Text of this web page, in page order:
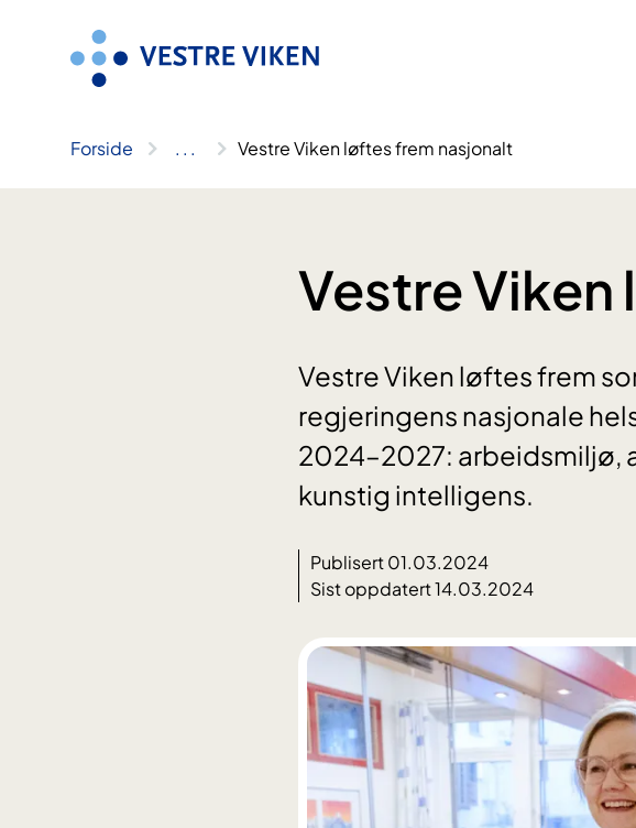
Forside .. . Vestre Viken løftes frem nasjonalt
Vestre
Vestre Viken løftes frem
regjeringens nasjonale
2024–2027: arbeidsmiljø,
kunstig intelligens.
Publisert 01.03.2024
Sist oppdatert 14.03.2024